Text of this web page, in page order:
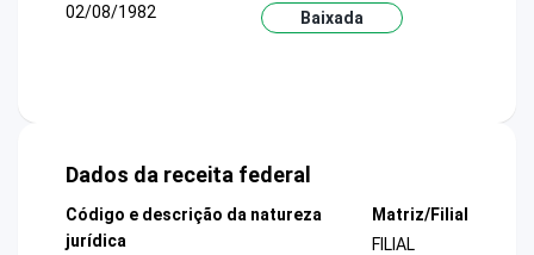
02/08/1982
Baixada
Dados da receita federal
Código e descrição da natureza
jurídica
Matriz/Filial
FILIAL